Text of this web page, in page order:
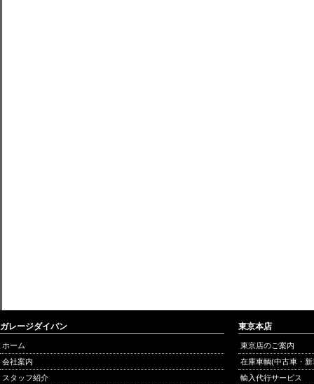
ガレージダイバン
ホーム
会社案内
スタッフ紹介
東京本店
東京店のご案内
在庫車輌(中古車・
輸入代行サービス